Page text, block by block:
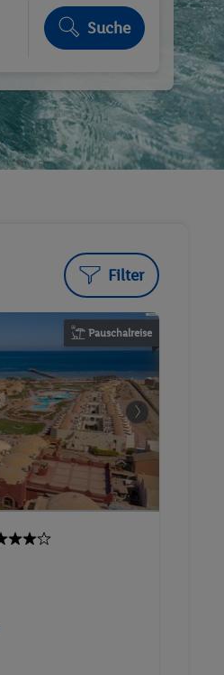
Suche
Filter
Pauschalreise